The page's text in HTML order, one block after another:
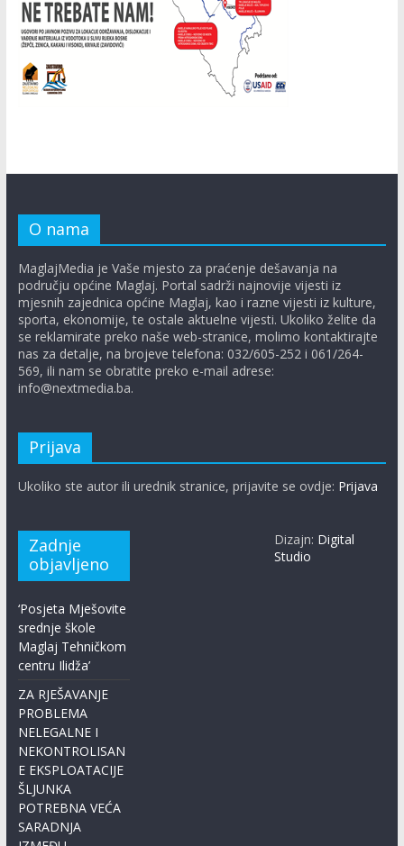
O nama
MaglajMedia je Vaše mjesto za praćenje dešavanja na
području općine Maglaj. Portal sadrži najnovije vijesti iz
mjesnih zajednica općine Maglaj, kao i razne vijesti iz kulture,
sporta, ekonomije, te ostale aktuelne vijesti. Ukoliko želite da
se reklamirate preko naše web-stranice, molimo kontaktirajte
nas za detalje, na brojeve telefona: 032/605-252 i 061/264-
569, ili nam se obratite preko e-mail adrese:
info@nextmedia.ba.
Prijava
Ukoliko ste autor ili urednik stranice, prijavite se ovdje: Prijava
Zadnje
objavljeno
‘Posjeta Mješovite
srednje škole
Maglaj Tehničkom
centru Ilidža’
ZA RJEŠAVANJE
PROBLEMA
NELEGALNE I
NEKONTROLISAN
E EKSPLOATACIJE
ŠLJUNKA
POTREBNA VEĆA
SARADNJA
Dizajn: Digital
Studio